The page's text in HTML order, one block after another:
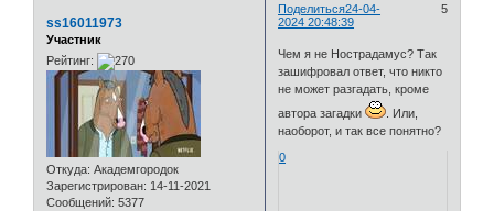
Поделиться 5
24-04-
2024 20:48:39
ss16011973
Участник
Рейтинг:
Откуда: Академгородок
Зарегистрирован: 14-11-2021
Сообщений: 5377
Чем я не Нострадамус? Так
зашифровал ответ, что никто
не может разгадать, кроме
автора загадки
. Или,
наоборот, и так все понятно?
0